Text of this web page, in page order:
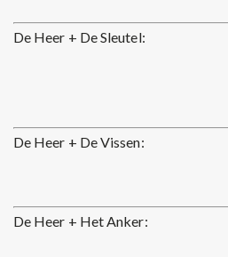
De Heer + De Sleutel:
De Heer + De Vissen:
De Heer + Het Anker: